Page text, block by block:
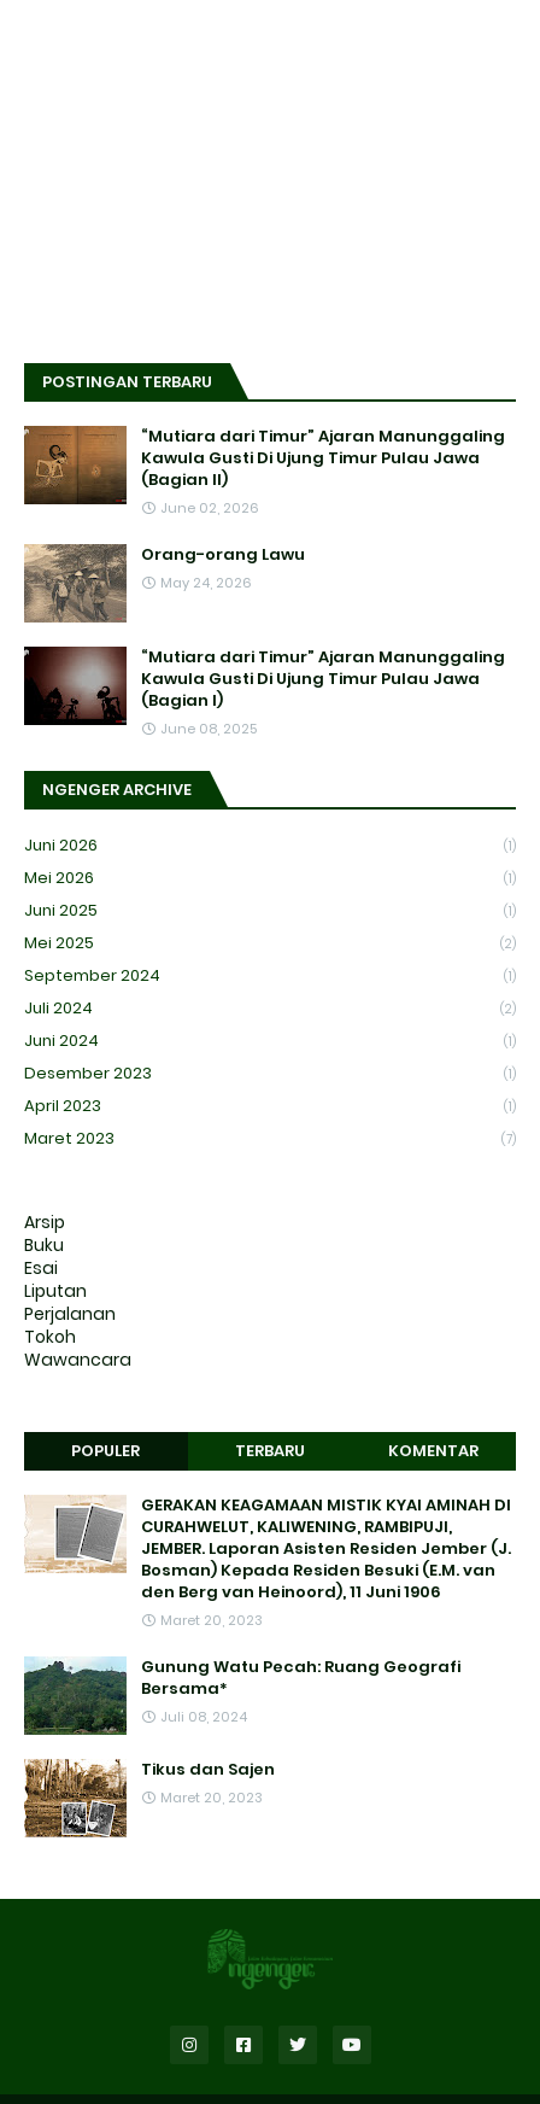
POSTINGAN TERBARU
“Mutiara dari Timur” Ajaran Manunggaling
Kawula Gusti Di Ujung Timur Pulau Jawa
(Bagian II)
June 02, 2026
Orang-orang Lawu
May 24, 2026
“Mutiara dari Timur” Ajaran Manunggaling
Kawula Gusti Di Ujung Timur Pulau Jawa
(Bagian I)
June 08, 2025
NGENGER ARCHIVE
Juni 2026 (1)
Mei 2026 (1)
Juni 2025 (1)
Mei 2025 (2)
September 2024 (1)
Juli 2024 (2)
Juni 2024 (1)
Desember 2023 (1)
April 2023 (1)
Maret 2023 (7)
Arsip
Buku
Esai
Liputan
Perjalanan
Tokoh
Wawancara
POPULER TERBARU KOMENTAR
GERAKAN KEAGAMAAN MISTIK KYAI AMINAH DI
CURAHWELUT, KALIWENING, RAMBIPUJI,
JEMBER. Laporan Asisten Residen Jember (J.
Bosman) Kepada Residen Besuki (E.M. van
den Berg van Heinoord), 11 Juni 1906
Maret 20, 2023
Gunung Watu Pecah: Ruang Geografi
Bersama*
Juli 08, 2024
Tikus dan Sajen
Maret 20, 2023